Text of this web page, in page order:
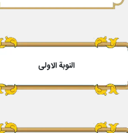
النوبة الاولى